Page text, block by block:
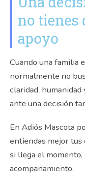
no tienes
apoyo
Cuando una familia
normalmente no
claridad, humanidad
ante una decisión
En Adiós Mascota
entiendas mejor tus
si llega el momento,
acompañamiento.